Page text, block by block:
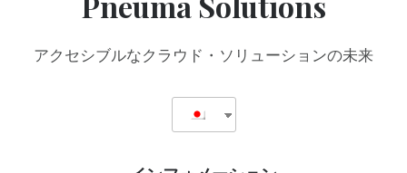
アクセシブルなクラウド・ソリューションの未来